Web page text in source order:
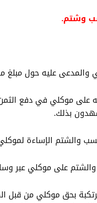
وشتم.
عليه حول مبلغ
على موكلي في دفع
بذلك.
والشتم الإساءة
على موكلي عبر
بحق موكلي من قبل